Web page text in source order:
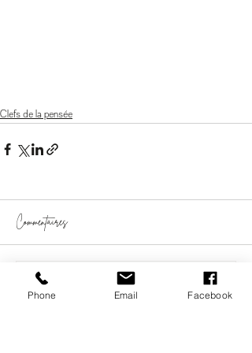
Clefs de la pensée
Commentaires
Rédigez un commentaire...
Phone Email Facebook